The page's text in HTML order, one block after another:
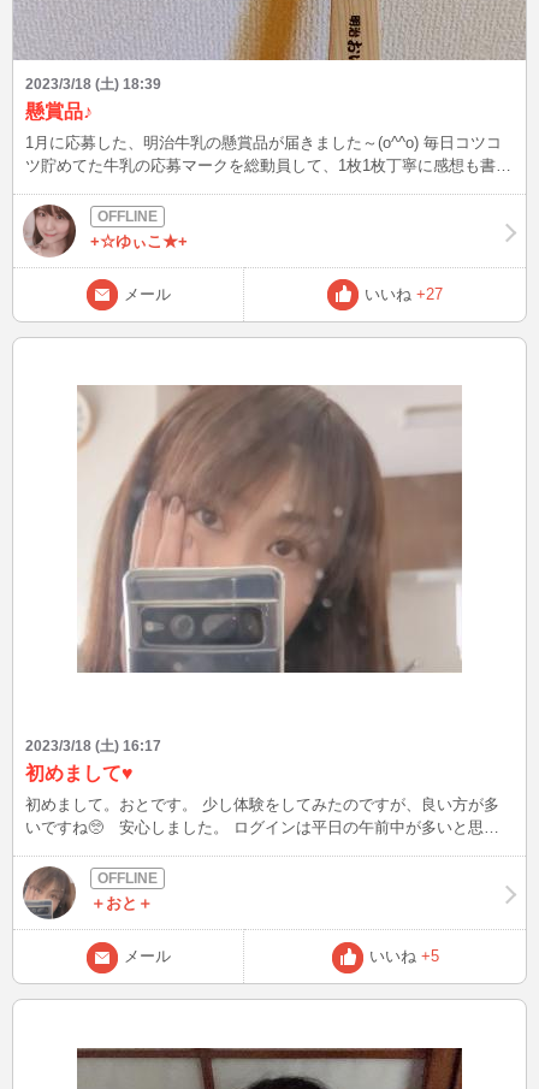
2023/3/18 (土) 18:39
懸賞品♪
1月に応募した、明治牛乳の懸賞品が届きました～(o^^o) 毎日コツコ
ツ貯めてた牛乳の応募マークを総動員して、1枚1枚丁寧に感想も書い
ラでしたーΣ(T-T) 圧力鍋狙いだったんだけどなぁ。。 ま、料理の時
に使えるからいっか！♪ またコツコツ貯めて応募しよ！(´･ω･`*)ノ
+☆ゆぃこ★+
メール いいね +27
2023/3/18 (土) 16:17
初めまして♥
初めまして。おとです。 少し体験をしてみたのですが、良い方が多
いですね🥺 安心しました。 ログインは平日の午前中が多いと思い
配信をしようかな。。。と思うので、ボーナスいただけたら嬉しいで
す♥ これからよろしくお願いいたします☺️
＋おと＋
メール いいね +5